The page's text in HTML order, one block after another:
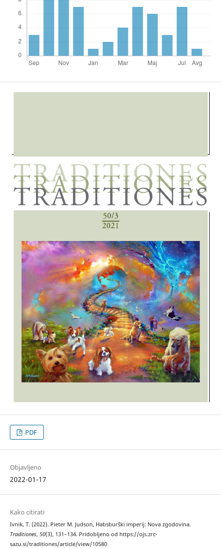
PDF
Objavljeno
2022-01-17
Kako citirati
Ivnik, T. (2022). Pieter M. Judson, Habsburški imperij: Nova zgodovina.
Traditiones, 50(3), 131–134. Pridobljeno od https://ojs.zrc-
sazu.si/traditiones/article/view/10580